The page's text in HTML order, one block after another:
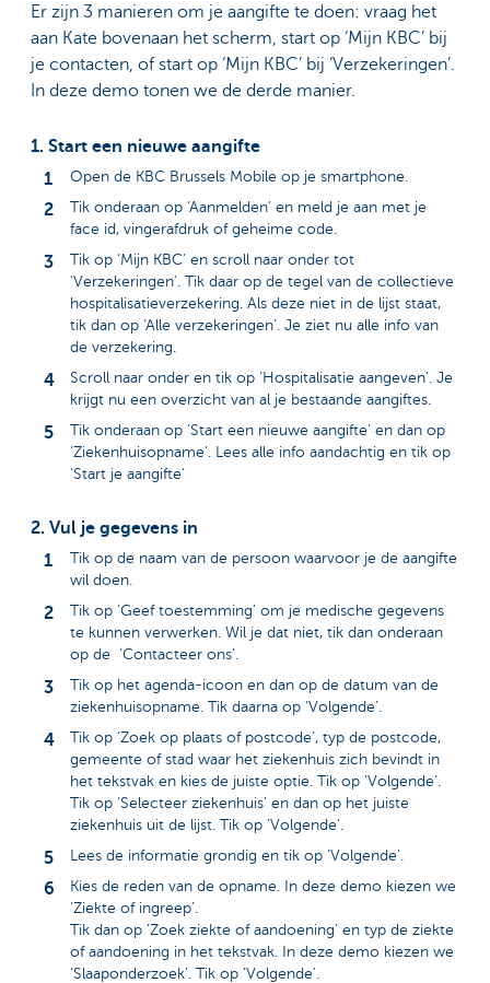
Er zijn 3 manieren om je aangifte te doen: vraag het
aan Kate bovenaan het scherm, start op ‘Mijn KBC’ bij
je contacten, of start op ‘Mijn KBC’ bij ‘Verzekeringen’.
In deze demo tonen we de derde manier.
1. Start een nieuwe aangifte
Open de KBC Brussels Mobile op je smartphone.
Tik onderaan op ‘Aanmelden’ en meld je aan met je
face id, vingerafdruk of geheime code.
Tik op ‘Mijn KBC’ en scroll naar onder tot
‘Verzekeringen’. Tik daar op de tegel van de collectieve
hospitalisatieverzekering. Als deze niet in de lijst staat,
tik dan op ‘Alle verzekeringen’. Je ziet nu alle info van
de verzekering.
Scroll naar onder en tik op ‘Hospitalisatie aangeven’. Je
krijgt nu een overzicht van al je bestaande aangiftes.
Tik onderaan op ‘Start een nieuwe aangifte’ en dan op
‘Ziekenhuisopname’. Lees alle info aandachtig en tik op
‘Start je aangifte’
2. Vul je gegevens in
Tik op de naam van de persoon waarvoor je de aangifte
wil doen.
Tik op ‘Geef toestemming’ om je medische gegevens
te kunnen verwerken. Wil je dat niet, tik dan onderaan
op de ‘Contacteer ons’.
Tik op het agenda-icoon en dan op de datum van de
ziekenhuisopname. Tik daarna op ‘Volgende’.
Tik op ‘Zoek op plaats of postcode’, typ de postcode,
gemeente of stad waar het ziekenhuis zich bevindt in
het tekstvak en kies de juiste optie. Tik op ‘Volgende’.
Tik op ‘Selecteer ziekenhuis’ en dan op het juiste
ziekenhuis uit de lijst. Tik op ‘Volgende’.
Lees de informatie grondig en tik op ‘Volgende’.
Kies de reden van de opname. In deze demo kiezen we
‘Ziekte of ingreep’.
Tik dan op ‘Zoek ziekte of aandoening’ en typ de ziekte
of aandoening in het tekstvak. In deze demo kiezen we
‘Slaaponderzoek’. Tik op ‘Volgende’.